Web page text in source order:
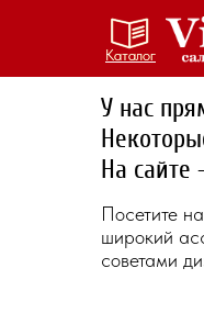
Каталог
Каталог
У нас
На сайте
Посетите
широкий
советами